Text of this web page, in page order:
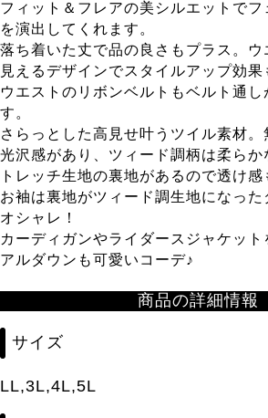
フィット＆フレアの美シルエットで
を演出してくれます。
落ち着いた丈で品の良さもプラス。ウ
見えるデザインでスタイルアップ効
ウエストのリボンベルトもベルト通
す。
さらっとした高見せ叶うツイル素材。
光沢感があり、ツィード調柄は柔らか
トレッチ生地の裏地があるので透け
お袖は裏地がツィード調生地になっ
オシャレ！
カーディガンやライダースジャケット
アルダウンも可愛いコーデ♪
商品の詳細情報
サイズ
LL,3L,4L,5L